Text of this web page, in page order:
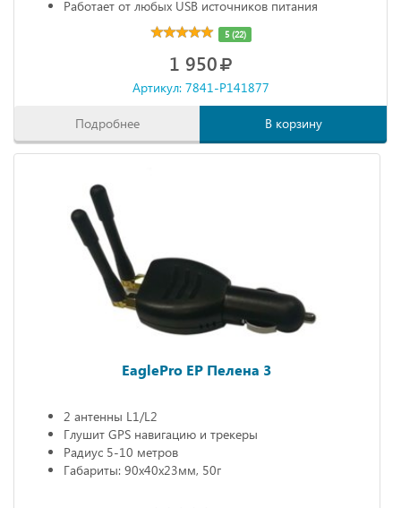
Работает от любых USB источников питания
Габариты: 68х20х10 мм
5 (22)
1 950
Артикул: 7841-P141877
Подробнее В корзину
EaglePro EP Пелена 3
2 антенны L1/L2
Глушит GPS навигацию и трекеры
Радиус 5-10 метров
Габариты: 90х40х23мм, 50г